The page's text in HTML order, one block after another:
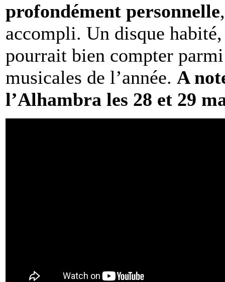
profondément personnelle
accompli. Un disque
pourrait bien compter
musicales de l’année. A
l’Alhambra les 28 et 29